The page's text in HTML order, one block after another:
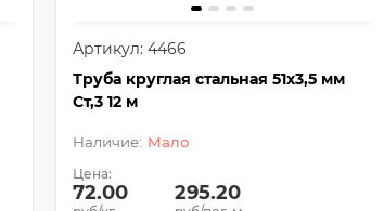
Артикул: 4466
Труба круглая стальная 51х3,5 мм
Ст,3 12 м
Мало
Цена:
72.00 295.20